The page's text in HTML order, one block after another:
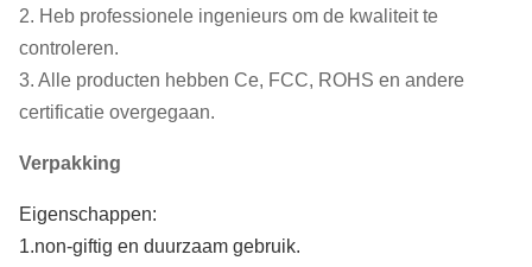
2. Heb professionele ingenieurs om de kwaliteit te
controleren.
3. Alle producten hebben Ce, FCC, ROHS en andere
certificatie overgegaan.
Verpakking
Eigenschappen:
1.non-giftig en duurzaam gebruik.